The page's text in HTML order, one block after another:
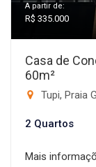
A partir de:
R$ 335.000
Casa de
60m²
Tupi, Praia
2 Quartos
Mais